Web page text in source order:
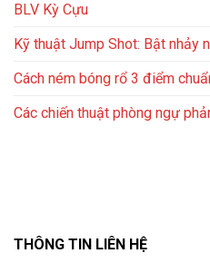
BLV Kỳ Cựu
Kỹ thuật Jump Shot: Bật nhảy
Cách ném bóng rổ 3 điểm
Các chiến thuật phòng ngự
THÔNG TIN LIÊN HỆ